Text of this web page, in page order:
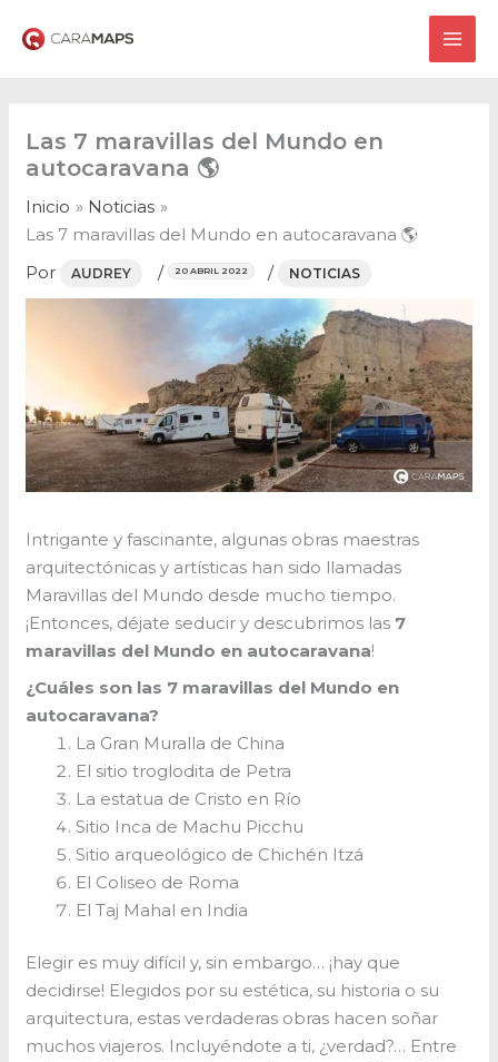
Las 7 maravillas del Mundo en
autocaravana 🌎
Inicio
Noticias
Las 7 maravillas del Mundo en autocaravana 🌎
Por
AUDREY / 20 ABRIL 2022 / NOTICIAS
Intrigante y fascinante, algunas obras maestras
arquitectónicas y artísticas han sido llamadas
Maravillas del Mundo desde mucho tiempo.
¡Entonces, déjate seducir y descubrimos las 7
maravillas del Mundo en autocaravana!
¿Cuáles son las 7 maravillas del Mundo en
autocaravana?
La Gran Muralla de China
El sitio troglodita de Petra
La estatua de Cristo en Río
Sitio Inca de Machu Picchu
Sitio arqueológico de Chichén Itzá
El Coliseo de Roma
El Taj Mahal en India
Elegir es muy difícil y, sin embargo… ¡hay que
decidirse! Elegidos por su estética, su historia o su
arquitectura, estas verdaderas obras hacen soñar
muchos viajeros. Incluyéndote a ti, ¿verdad?… Entre